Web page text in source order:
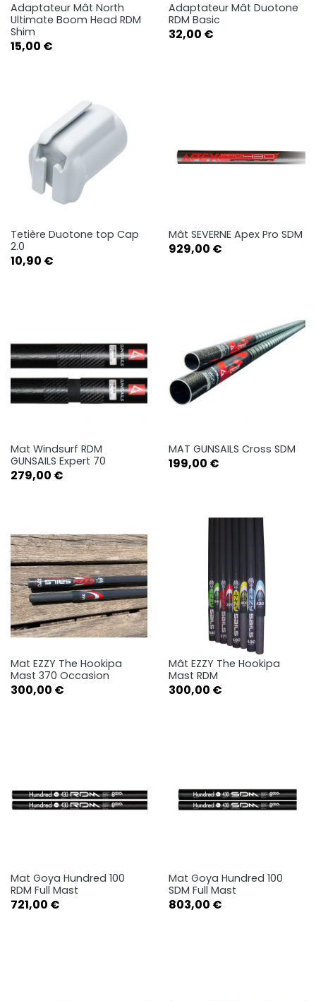
Adaptateur Mât North
Ultimate Boom Head RDM
Shim
Prix
15,00 €
Adaptateur Mât Duotone
RDM Basic
Prix
32,00 €
Tetière Duotone top Cap
2.0
Prix
10,90 €
Mât SEVERNE Apex Pro SDM
Prix
929,00 €
Mat Windsurf RDM
GUNSAILS Expert 70
Prix
279,00 €
MAT GUNSAILS Cross SDM
Prix
199,00 €
Mat EZZY The Hookipa
Mast 370 Occasion
Prix
300,00 €
Mât EZZY The Hookipa
Mast RDM
Prix
300,00 €
Mat Goya Hundred 100
RDM Full Mast
Prix
721,00 €
Mat Goya Hundred 100
SDM Full Mast
Prix
803,00 €